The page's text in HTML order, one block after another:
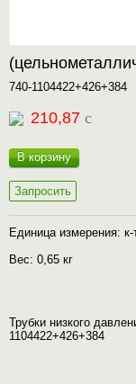
740-1104422+426+384
210,87 c
В корзину
Запросить
Единица измерения: к-
Вес: 0,65 кг
Трубки низкого
1104422+426+384